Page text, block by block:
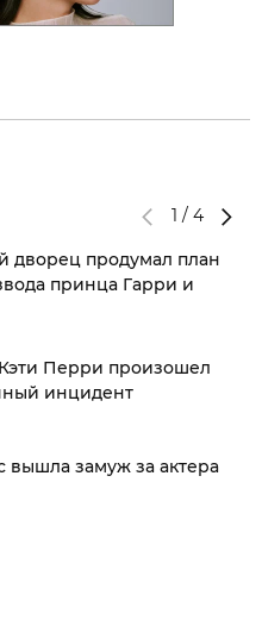
1 / 4
дворец продумал план
принца Гарри и
Перри произошел
инцидент
вышла замуж за актера